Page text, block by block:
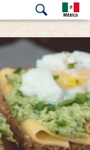
México